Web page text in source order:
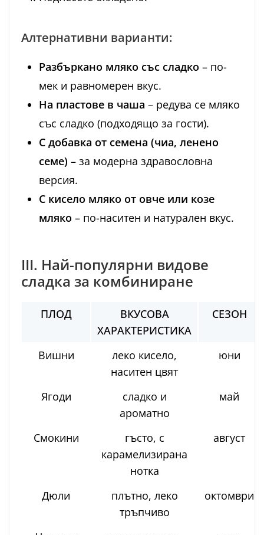
Алтернативни варианти:
Разбъркано мляко със сладко – по-
мек и равномерен вкус.
На пластове в чаша – редува се мляко
със сладко (подходящо за гости).
С добавка от семена (чиа, ленено
семе) – за модерна здравословна
версия.
С кисело мляко от овче или козе
мляко – по-наситен и натурален вкус.
III. Най-популярни видове
сладка за комбиниране
ПЛОД
ВКУСОВА
ХАРАКТЕРИСТИКА
СЕЗОН
Вишни
леко кисело,
наситен цвят
юни
Ягоди
сладко и
ароматно
май
Смокини
гъсто, с
карамелизирана
нотка
август
Дюли
плътно, леко
тръпчиво
октомври